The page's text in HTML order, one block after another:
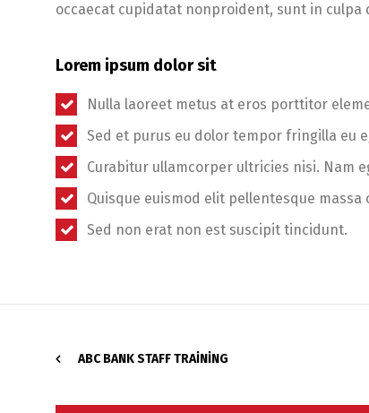
occaecat cupidatat nonproident, sunt in
Lorem ipsum dolor sit
Nulla laoreet metus at eros porttitor
Sed et purus eu dolor tempor fringilla eu
Curabitur ullamcorper ultricies nisi. Nam
Quisque euismod elit pellentesque massa
Sed non erat non est suscipit tincidunt.
ABC BANK STAFF TRAINING